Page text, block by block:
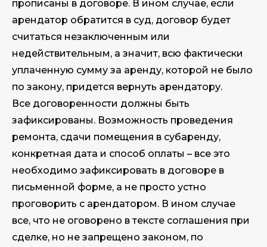
прописаны в договоре. В ином случае, если
арендатор обратится в суд, договор будет
считаться незаключенным или
недействительным, а значит, всю фактически
уплаченную сумму за аренду, которой не было
по закону, придется вернуть арендатору.
Все договоренности должны быть
зафиксированы. Возможность проведения
ремонта, сдачи помещения в субаренду,
конкретная дата и способ оплаты – все это
необходимо зафиксировать в договоре в
письменной форме, а не просто устно
проговорить с арендатором. В ином случае
все, что не оговорено в тексте соглашения при
сделке, но не запрещено законом, по